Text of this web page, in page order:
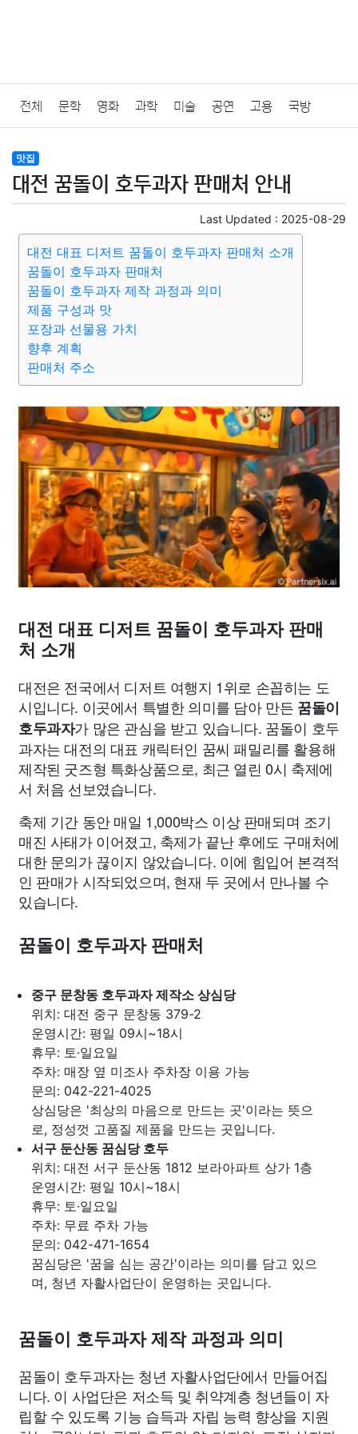
전체 문학 영화 과학 미술 공연 고용 국방
법률
질병 가요 방송 일상 주식 암호화폐 블록체인
결혼 육아 반려동물 패션 미용 증권 인테리어
요리 상품리뷰 원예 금융 게임
대출 자동차 취미
종교 사회
부동산 외국어 교육 교통 생활 기타
맛집
대전 꿈돌이 호두과자 판매처 안내
Last Updated : 2025-08-29
대전 대표 디저트 꿈돌이 호두과자 판매처 소개
꿈돌이 호두과자 판매처
꿈돌이 호두과자 제작 과정과 의미
제품 구성과 맛
포장과 선물용 가치
향후 계획
판매처 주소
대전 대표 디저트 꿈돌이 호두과자 판매
처 소개
대전은 전국에서 디저트 여행지 1위로 손꼽히는 도
시입니다. 이곳에서 특별한 의미를 담아 만든 꿈돌이
호두과자가 많은 관심을 받고 있습니다. 꿈돌이 호두
과자는 대전의 대표 캐릭터인 꿈씨 패밀리를 활용해
제작된 굿즈형 특화상품으로, 최근 열린 0시 축제에
서 처음 선보였습니다.
축제 기간 동안 매일 1,000박스 이상 판매되며 조기
매진 사태가 이어졌고, 축제가 끝난 후에도 구매처에
대한 문의가 끊이지 않았습니다. 이에 힘입어 본격적
인 판매가 시작되었으며, 현재 두 곳에서 만나볼 수
있습니다.
꿈돌이 호두과자 판매처
중구 문창동 호두과자 제작소 상심당
위치: 대전 중구 문창동 379-2
운영시간: 평일 09시~18시
휴무: 토·일요일
주차: 매장 옆 미조사 주차장 이용 가능
문의: 042-221-4025
상심당은 '최상의 마음으로 만드는 곳'이라는 뜻으
로, 정성껏 고품질 제품을 만드는 곳입니다.
서구 둔산동 꿈심당 호두
위치: 대전 서구 둔산동 1812 보라아파트 상가 1층
운영시간: 평일 10시~18시
휴무: 토·일요일
주차: 무료 주차 가능
문의: 042-471-1654
꿈심당은 '꿈을 심는 공간'이라는 의미를 담고 있으
며, 청년 자활사업단이 운영하는 곳입니다.
꿈돌이 호두과자 제작 과정과 의미
꿈돌이 호두과자는 청년 자활사업단에서 만들어집
니다. 이 사업단은 저소득 및 취약계층 청년들이 자
립할 수 있도록 기능 습득과 자립 능력 향상을 지원